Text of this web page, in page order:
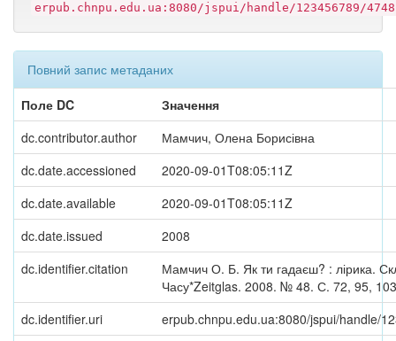
erpub.chnpu.edu.ua:8080/jspui/handle/123456789/4748
Повний запис метаданих
Поле DC
Значення
dc.contributor.author
Мамчич, Олена Борисівна
dc.date.accessioned
2020-09-01T08:05:11Z
dc.date.available
2020-09-01T08:05:11Z
dc.date.issued
2008
dc.identifier.citation
Мамчич О. Б. Як ти гадаєш? : лірика.
Часу*Zeitglas. 2008. № 48. С. 72, 95,
dc.identifier.uri
erpub.chnpu.edu.ua:8080/jspui/handle/